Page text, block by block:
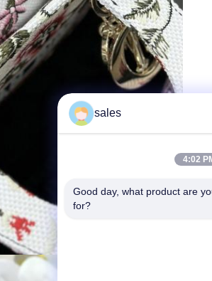
sales
4:02
Good day, what product are
for?